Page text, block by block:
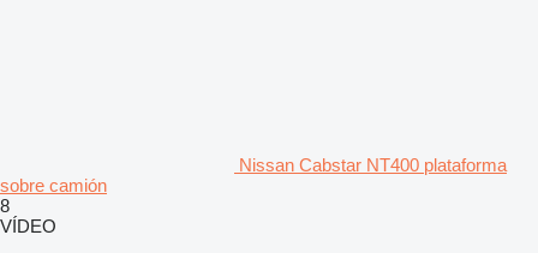
Nissan Cabstar NT400 plataforma
sobre camión
8
VÍDEO